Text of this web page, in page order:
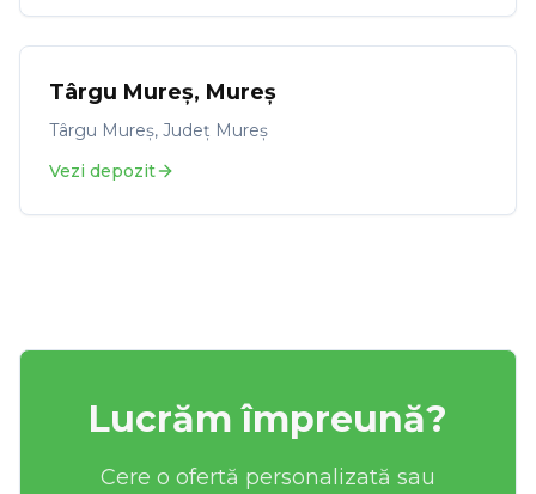
Târgu Mureș, Mureș
Târgu Mureș, Județ Mureș
Vezi depozit
Lucrăm împreună?
Cere o ofertă personalizată sau